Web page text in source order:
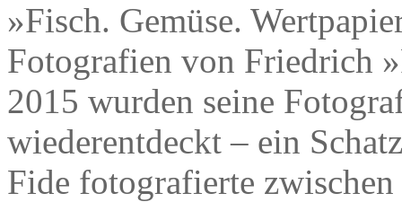
»Fisch. Gemüse.
Fotografien von Friedrich
2015 wurden seine
wiederentdeckt – ein
Fide fotografierte